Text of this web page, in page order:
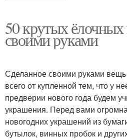
50 крутых
своими руками
Сделанное своими руками
всего от купленной тем, что у
предверии нового года будем
украшения. Перед вами
новогодних украшений из
бутылок, винных пробок и